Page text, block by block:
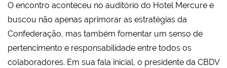
O encontro aconteceu no auditório do Hotel Mercure e
buscou não apenas aprimorar as estratégias da
Confederação, mas também fomentar um senso de
pertencimento e responsabilidade entre todos os
colaboradores. Em sua fala inicial, o presidente da CBDV